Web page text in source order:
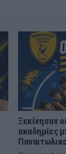
Ξεκίνησαν
ακαδημίες